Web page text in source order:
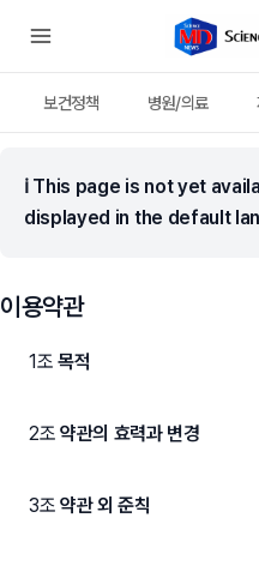
보건정책 병원/의료
ℹ This page is not yet
displayed in the default
이용약관
1조목적
2조약관의 효력과 변경
3조약관 외 준칙